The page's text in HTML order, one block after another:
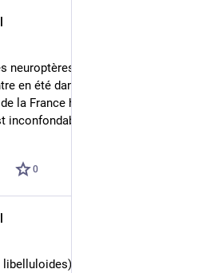
neuroptères (ou névroptères), le
en été dans les prairies sèches
la France hexagonale. Avec ses
inconfondable.
0
réalisé pour une